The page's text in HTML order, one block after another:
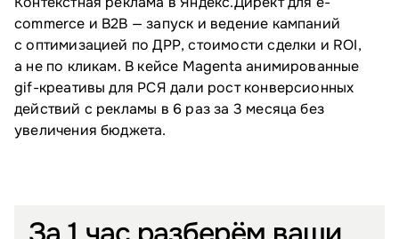
commerce и B2B — запуск и ведение кампаний
с оптимизацией по ДРР, стоимости сделки и ROI,
а не по кликам. В кейсе Magenta анимированные
gif-креативы для РСЯ дали рост конверсионных
действий с рекламы в 6 раз за 3 месяца без
увеличения бюджета.